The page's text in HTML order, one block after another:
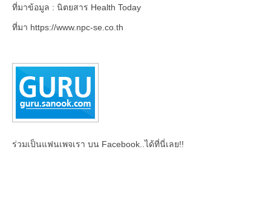
ที่มาข้อมูล : นิตยสาร Health Today
ที่มา https://www.npc-se.co.th
ร่วมเป็นแฟนเพจเรา บน Facebook..ได้ที่นี่เลย!!